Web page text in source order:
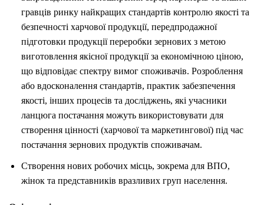
гравців ринку найкращих стандартів контролю якості та
безпечності харчової продукції, передпродажної
підготовки продукції переробки зернових з метою
виготовлення якісної продукції за економічною ціною,
що відповідає спектру вимог споживачів. Розроблення
або вдосконалення стандартів, практик забезпечення
якості, інших процесів та досліджень, які учасники
ланцюга постачання можуть використовувати для
створення цінності (харчової та маркетингової) під час
постачання зернових продуктів споживачам.
Створення нових робочих місць, зокрема для ВПО,
жінок та представників вразливих груп населення.